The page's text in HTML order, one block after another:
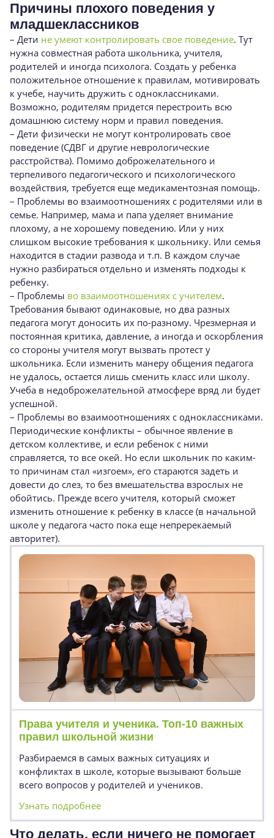
Причины плохого поведения у
младшеклассников
– Дети не умеют контролировать свое поведение. Тут
нужна совместная работа школьника, учителя,
родителей и иногда психолога. Создать у ребенка
положительное отношение к правилам, мотивировать
к учебе, научить дружить с одноклассниками.
Возможно, родителям придется перестроить всю
домашнюю систему норм и правил поведения.
– Дети физически не могут контролировать свое
поведение (СДВГ и другие неврологические
расстройства). Помимо доброжелательного и
терпеливого педагогического и психологического
воздействия, требуется еще медикаментозная помощь.
– Проблемы во взаимоотношениях с родителями или в
семье. Например, мама и папа уделяет внимание
плохому, а не хорошему поведению. Или у них
слишком высокие требования к школьнику. Или семья
находится в стадии развода и т.п. В каждом случае
нужно разбираться отдельно и изменять подходы к
ребенку.
– Проблемы во взаимоотношениях с учителем.
Требования бывают одинаковые, но два разных
педагога могут доносить их по-разному. Чрезмерная и
постоянная критика, давление, а иногда и оскорбления
со стороны учителя могут вызвать протест у
школьника. Если изменить манеру общения педагога
не удалось, остается лишь сменить класс или школу.
Учеба в недоброжелательной атмосфере вряд ли будет
успешной.
– Проблемы во взаимоотношениях с одноклассниками.
Периодические конфликты – обычное явление в
детском коллективе, и если ребенок с ними
справляется, то все окей. Но если школьник по каким-
то причинам стал «изгоем», его стараются задеть и
довести до слез, то без вмешательства взрослых не
обойтись. Прежде всего учителя, который сможет
изменить отношение к ребенку в классе (в начальной
школе у педагога часто пока еще непререкаемый
авторитет).
Права учителя и ученика. Топ-10 важных
правил школьной жизни
Разбираемся в самых важных ситуациях и
конфликтах в школе, которые вызывают больше
всего вопросов у родителей и учеников.
Узнать подробнее
Что делать, если ничего не помогает